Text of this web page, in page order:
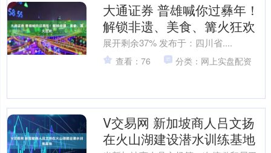
大通证券 普雄喊你过彝年！
解锁非遗、美食、篝火狂欢
展开剩余37% 发布于：四川省....
查看：76 分类：网上实盘配资
V交易网 新加坡商人吕文扬
在火山湖建设潜水训练基地